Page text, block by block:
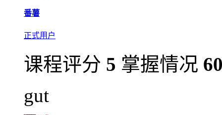
番薯
正式用户
课程评分 5 掌握情况
gut